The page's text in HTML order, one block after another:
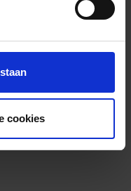
cookies